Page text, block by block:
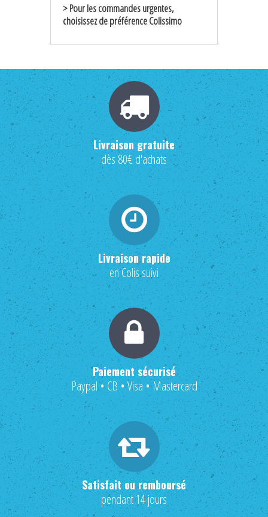
> Pour les commandes urgentes,
choisissez de préférence Colissimo
Livraison gratuite
dès 80€ d'achats
Livraison rapide
en Colis suivi
Paiement sécurisé
Paypal • CB • Visa • Mastercard
Satisfait ou remboursé
pendant 14 jours